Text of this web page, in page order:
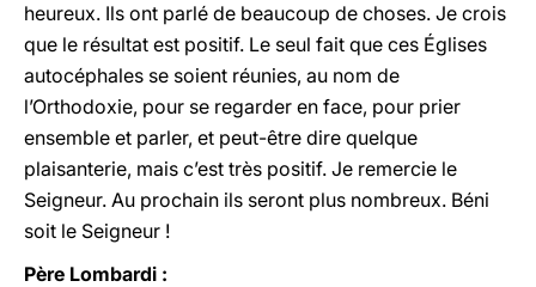
heureux. Ils ont parlé de beaucoup de choses. Je crois
que le résultat est positif. Le seul fait que ces Églises
autocéphales se soient réunies, au nom de
l’Orthodoxie, pour se regarder en face, pour prier
ensemble et parler, et peut-être dire quelque
plaisanterie, mais c’est très positif. Je remercie le
Seigneur. Au prochain ils seront plus nombreux. Béni
soit le Seigneur !
Père Lombardi :